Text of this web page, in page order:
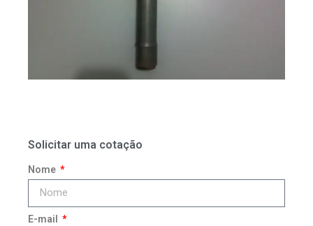
Solicitar uma cotação
Nome
E-mail